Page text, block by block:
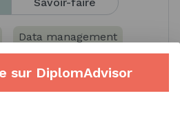
Data management
sur DiplomAdvisor